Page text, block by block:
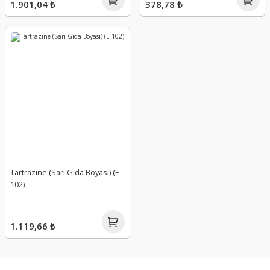
1.901,04 ₺ 378,78 ₺
Tartrazine (Sarı Gıda Boyası) (E
102)
1.119,66 ₺